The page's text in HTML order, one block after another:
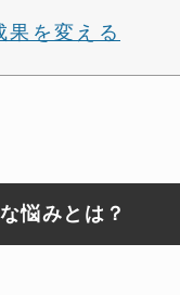
果を変える
悩みとは？